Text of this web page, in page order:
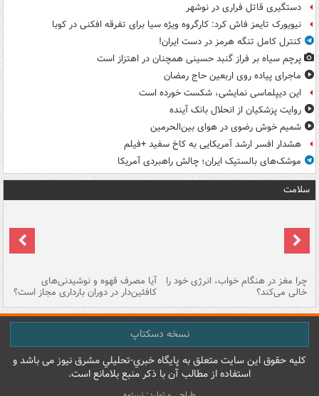
دستگیری قاتل فراری در نوشهر
نیویورک تایمز فاش کرد: کارگروه ویژه سیا برای تفرقه افکنی در کوبا
کنترل کامل تنگه هرمز در دست ایران!
پرچم سیاه بر فراز گنبد حسینی همچنان در اهتزاز است
ماجرای پیاده روی اربعین حاج رمضان
این دیپلماسی نمایشی، شکست خورده است
روایت پزشکیان از انحلال بانک آینده
شمیم خوش رضوی در هوای بین‌الحرمین
هشدار افسر ارشد آمریکایی به کاخ سفید +فیلم
موشک‌های بالستیک ایران؛ چالش راهبردی آمریکا
سلامت
چرا مغز در هنگام خواب، انرژی خود را
خالی می‌کند؟
آیا مصرف قهوه و نوشیدنی‌های
کافئین‌دار در دوران بارداری مجاز است؟
نسخه دسکتاپ
کليه حقوق اين سايت متعلق به پایگاه خبري-تحليلي مشرق نيوز می باشد و
استفاده از مطالب آن با ذکر منبع بلامانع است.